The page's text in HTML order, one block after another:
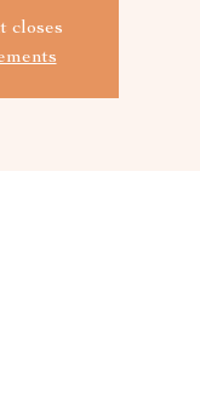
closes